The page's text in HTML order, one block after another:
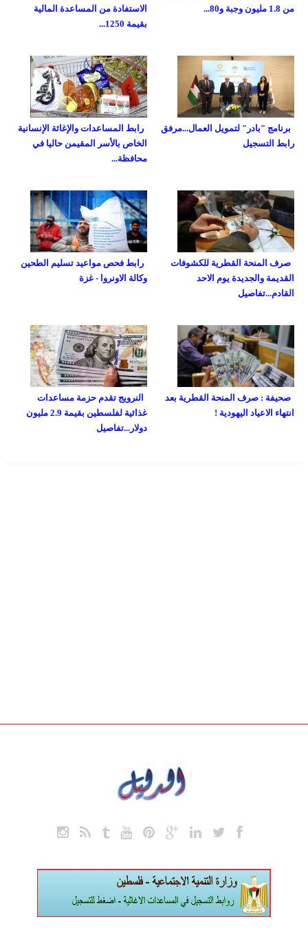
الاستفادة من المساعدة المالية
بقيمة 1250...
من 1.8 مليون وجبة و80...
رابط المساعدات والإغاثة الإنسانية
الخاص بالأسر المقيمن حاليا في
محافظة...
برنامج "بادر" لتمويل العمال...مرفق
رابط التسجيل
رابط فحص مواعيد تسليم الطحين
وكالة الاونروا - غزة
صرف المنحة القطرية للكشوفات
القديمة والجديدة يوم الاحد
القادم...تفاصيل
النرويج تقدم حزمة مساعدات
غذائية لفلسطين بقيمة 2.9 مليون
دولار...تفاصيل
صحيفة : صرف المنحة القطرية بعد
انتهاء الاعياد اليهودية !